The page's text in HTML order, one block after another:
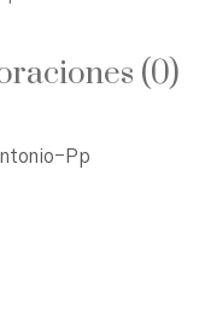
(0)
Pp